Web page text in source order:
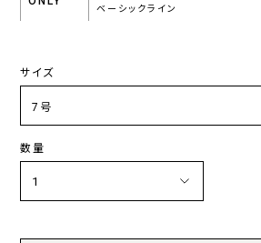
ベーシックライン
サイズ
数量